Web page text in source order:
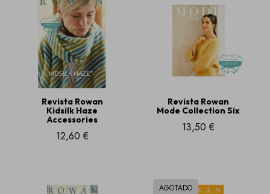
Revista Rowan
Kidsilk Haze
Accessories
12,60 €
Revista Rowan
Mode Collection Six
13,50 €
AGOTADO